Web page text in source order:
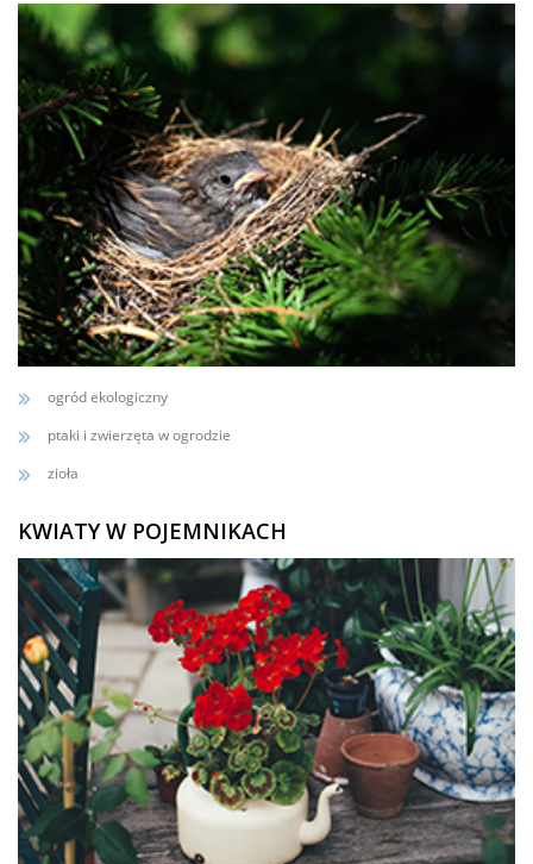
ogród ekologiczny
ptaki i zwierzęta w ogrodzie
zioła
KWIATY W POJEMNIKACH